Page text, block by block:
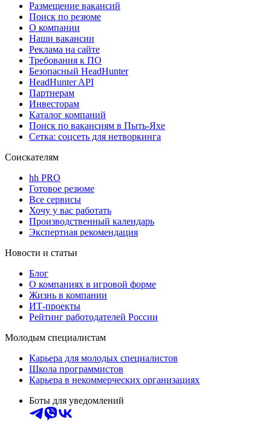
Размещение вакансий
Поиск по резюме
О компании
Наши вакансии
Реклама на сайте
Требования к ПО
Безопасный HeadHunter
HeadHunter API
Партнерам
Инвесторам
Каталог компаний
Поиск по вакансиям в Пыть-Яхе
Сетка: соцсеть для нетворкинга
Соискателям
hh PRO
Готовое резюме
Все сервисы
Хочу у вас работать
Производственный календарь
Экспертная рекомендация
Новости и статьи
Блог
О компаниях в игровой форме
Жизнь в компании
ИТ-проекты
Рейтинг работодателей России
Молодым специалистам
Карьера для молодых специалистов
Школа программистов
Карьера в некоммерческих организациях
Боты для уведомлений